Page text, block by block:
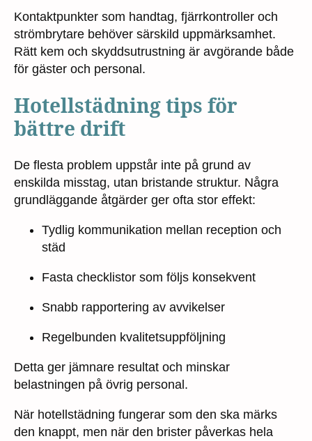
Kontaktpunkter som handtag, fjärrkontroller och
strömbrytare behöver särskild uppmärksamhet.
Rätt kem och skyddsutrustning är avgörande både
för gäster och personal.
Hotellstädning tips för
bättre drift
De flesta problem uppstår inte på grund av
enskilda misstag, utan bristande struktur. Några
grundläggande åtgärder ger ofta stor effekt:
Tydlig kommunikation mellan reception och
städ
Fasta checklistor som följs konsekvent
Snabb rapportering av avvikelser
Regelbunden kvalitetsuppföljning
Detta ger jämnare resultat och minskar
belastningen på övrig personal.
När hotellstädning fungerar som den ska märks
den knappt, men när den brister påverkas hela